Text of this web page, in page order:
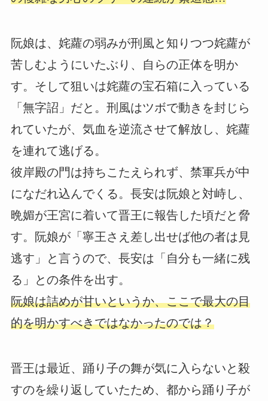
阮娘は、姹蘿の弱みが刑風と知りつつ姹蘿が
苦しむようにいたぶり、自らの正体を明か
す。そして狙いは姹蘿の宝石箱に入っている
「無字詔」だと。刑風はツボで動きを封じら
れていたが、気血を逆流させて解放し、姹蘿
を連れて逃げる。
彼岸殿の門は持ちこたえられず、禁軍兵が中
になだれ込んでくる。長安は阮娘と対峙し、
晩媚が王宮に着いて晋王に報告した頃だと脅
す。阮娘が「寧王さえ差し出せば他の者は見
逃す」と言うので、長安は「自分も一緒に残
る」との条件を出す。
阮娘は詰めが甘いというか、ここで最大の目
的を明かすべきではなかったのでは？
晋王は最近、踊り子の舞が気に入らないと殺
すのを繰り返していたため、都から踊り子が